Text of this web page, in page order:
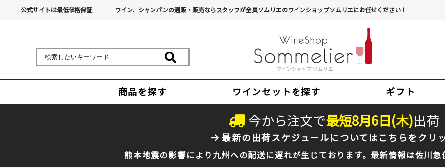
公式サイトは最低価格保証 ワイン、シャンパンの通販・販売ならスタッフが全員ソムリエのワインショップソムリエにお任せください！
商品を探す ワインセットを探す ギフト
今から注文で最短8月6日(木)出荷
最新の出荷スケジュールについてはこちらをクリ
熊本地震の影響により九州への配送に遅れが生じております。最新情報は佐川急